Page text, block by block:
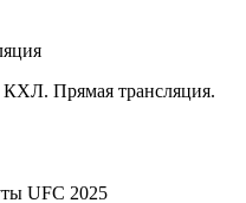
Прямая трансляция.
UFC 2025